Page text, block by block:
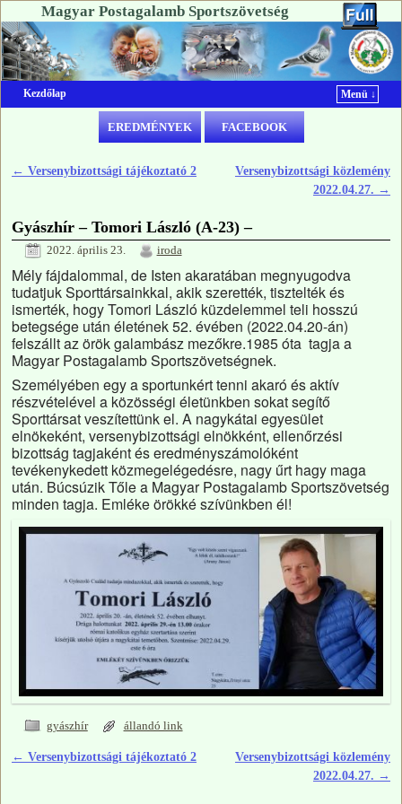
Magyar Postagalamb Sportszövetség
Kezdőlap Menü ↓
Ugrás a főtartalomra
Ugrás a másodlagos tartalomra
EREDMÉNYEK FACEBOOK
Bejegyzés navigáció
← Versenybizottsági tájékoztató 2
Versenybizottsági közlemény
2022.04.27. →
Gyászhír – Tomori László (A-23) –
2022. április 23. iroda
Mély fájdalommal, de Isten akaratában megnyugodva
tudatjuk Sporttársainkkal, akik szerették, tisztelték és
ismerték, hogy Tomori László küzdelemmel teli hosszú
betegsége után életének 52. évében (2022.04.20-án)
felszállt az örök galambász mezőkre.1985 óta tagja a
Magyar Postagalamb Sportszövetségnek.
Személyében egy a sportunkért tenni akaró és aktív
részvételével a közösségi életünkben sokat segítő
Sporttársat veszítettünk el. A nagykátai egyesület
elnökeként, versenybizottsági elnökként, ellenőrzési
bizottság tagjaként és eredményszámolóként
tevékenykedett közmegelégedésre, nagy űrt hagy maga
után. Búcsúzik Tőle a Magyar Postagalamb Sportszövetség
minden tagja. Emléke örökké szívünkben él!
gyászhír állandó link
Bejegyzés navigáció
← Versenybizottsági tájékoztató 2
Versenybizottsági közlemény
2022.04.27. →